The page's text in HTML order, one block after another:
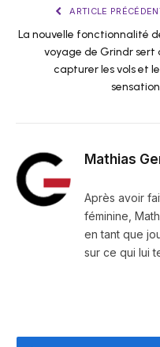
ARTICLE
La nouvelle fonctionnalité
voyage de Grindr sert
capturer les vols et
Mathias
Après avoir
féminine,
en tant que
sur ce qui lui